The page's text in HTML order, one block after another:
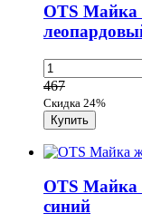
OTS Майка
467
Скидка 24%
OTS Майка
синий